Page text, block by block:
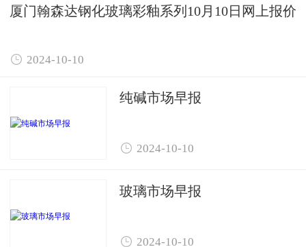
厦门翰森达钢化玻璃彩釉系列10月10日网上报价
 2024-10-10
纯碱市场早报
 2024-10-10
玻璃市场早报
 2024-10-10